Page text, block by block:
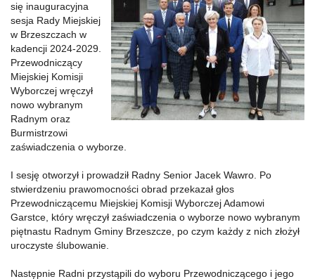
się inauguracyjna
sesja Rady Miejskiej
w Brzeszczach w
kadencji 2024-2029.
Przewodniczący
Miejskiej Komisji
Wyborczej wręczył
nowo wybranym
Radnym oraz
Burmistrzowi
zaświadczenia o wyborze.
I sesję otworzył i prowadził Radny Senior Jacek Wawro. Po
stwierdzeniu prawomocności obrad przekazał głos
Przewodniczącemu Miejskiej Komisji Wyborczej Adamowi
Garstce, który wręczył zaświadczenia o wyborze nowo wybranym
piętnastu Radnym Gminy Brzeszcze, po czym każdy z nich złożył
uroczyste ślubowanie.
Następnie Radni przystąpili do wyboru Przewodniczącego i jego